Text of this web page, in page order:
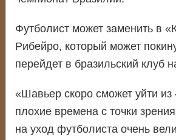
Футболист может заменить в
Рибейро, который может
перейдет в бразильский клуб
«Шавьер скоро сможет уйти
плохие времена с точки
на уход футболиста очень